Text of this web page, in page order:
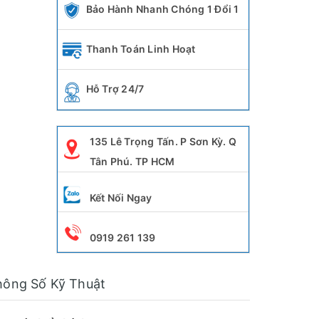
Bảo Hành Nhanh Chóng 1 Đổi 1
Thanh Toán Linh Hoạt
Hỗ Trợ 24/7
135 Lê Trọng Tấn. P Sơn Kỳ. Q
Tân Phú. TP HCM
Kết Nối Ngay
0919 261 139
Số Kỹ Thuật